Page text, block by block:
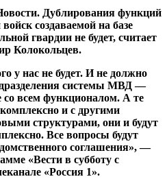
Дублирования функций
создаваемой на базе
гвардии не будет, считает
Колокольцев.
у нас не будет. И не должно
системы МВД —
всем функционалом. А те
и с другими
структурами, они и будут
Все вопросы будут
соглашения», —
«Вести в субботу с
«Россия 1».